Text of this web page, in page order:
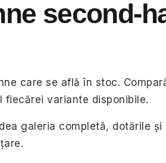
second-
care se află în stoc.
fiecărei variante disponibile.
galeria completă, dotările